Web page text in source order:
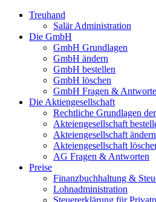
Treuhand
Salär Administration
Die GmbH
GmbH Grundlagen
GmbH ändern
GmbH bestellen
GmbH löschen
GmbH Fragen &
Die Aktiengesellschaft
Rechtliche Grundlagen
Akteiengesellschaft
Akteiengesellschaft ändern
Akteiengesellschaft
AG Fragen & Antworten
Preise
Finanzbuchhaltung &
Lohnadministration
Steuererklärung für